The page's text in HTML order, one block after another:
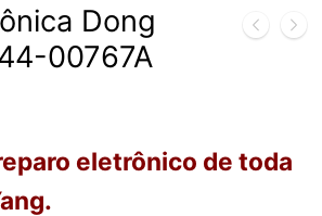
Dong
00767A
eletrônico de toda